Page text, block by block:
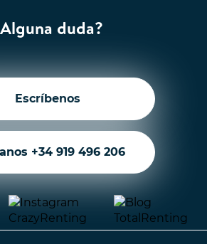
duda?
Escríbenos
+34 919 496 206